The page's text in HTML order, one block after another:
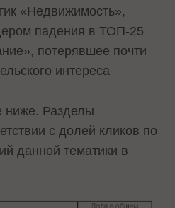
«Недвижимость»,
падения в ТОП-25
потерявшее почти
интереса
ниже. Разделы
с долей кликов по
данной тематики в